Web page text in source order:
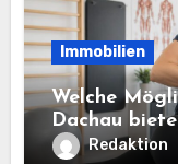
Immobilien
Welche
Dachau
Redaktion